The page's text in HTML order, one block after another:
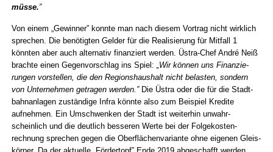
müsse.”
Von einem „Gewinner” konnte man nach diesem Vortrag nicht wirklich
sprechen. Die benötigten Gelder für die Realisierung für Mitfall 1
könnten aber auch alter­nativ finanziert werden. Üstra-Chef André Neiß
brachte einen Gegen­vorschlag ins Spiel: „Wir können uns Finanzie­
rungen vorstellen, die den Regions­haushalt nicht belasten, sondern
von Unter­nehmen getragen werden.”Die Üstra oder die für die Stadt­
bahn­anlagen zuständige Infra könnte also zum Beispiel Kredite
aufnehmen. Ein Umschwenken der Stadt ist weiterhin unwahr­
scheinlich und die deutlich besseren Werte bei der Folge­kosten­
rechnung sprechen gegen die Ober­flächen­variante ohne eigenen Gleis­